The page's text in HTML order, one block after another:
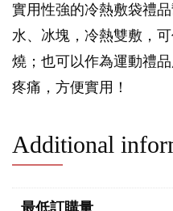
實用性強的冷熱敷袋禮
水、冰塊，冷熱雙敷，
燒；也可以作為運動禮
疼痛，方便實用！
Additional
最低訂購量